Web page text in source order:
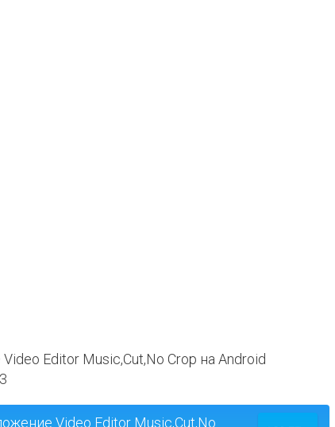
Editor Music,Cut,No Crop на Android
Video Editor Music,Cut,No